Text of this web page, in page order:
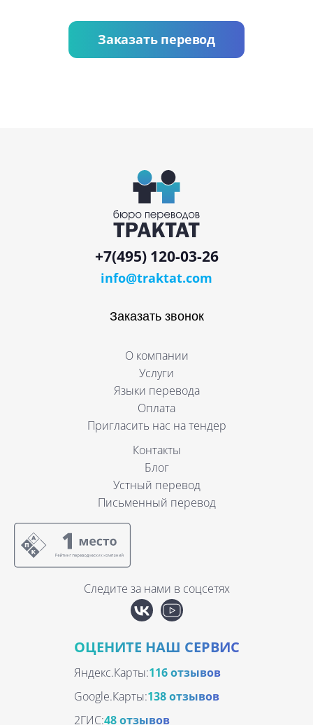
Заказать перевод
Заказать звонок
О компании
Услуги
Языки перевода
Оплата
Пригласить нас на тендер
Контакты
Блог
Устный перевод
Письменный перевод
+7(495) 120-03-26
info@traktat.com
Следите за нами в соцсетях
ОЦЕНИТЕ НАШ СЕРВИС
Яндекс.Карты:116 отзывов
Google.Карты:138 отзывов
2ГИС:48 отзывов